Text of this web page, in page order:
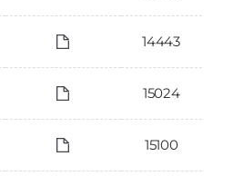
14443
15024
15100